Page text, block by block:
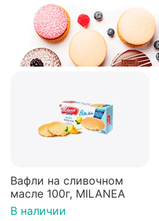
Вафли на сливочном
масле 100г, MILANEA
В наличии